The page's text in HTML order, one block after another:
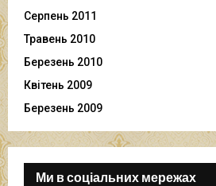
Серпень 2011
Травень 2010
Березень 2010
Квітень 2009
Березень 2009
Ми в соціальних мережах